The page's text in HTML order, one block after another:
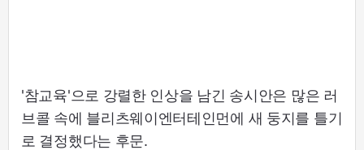
'참교육'으로 강렬한 인상을 남긴 송시안은 많은 러
브콜 속에 블리츠웨이엔터테인먼에 새 둥지를 틀기
로 결정했다는 후문.